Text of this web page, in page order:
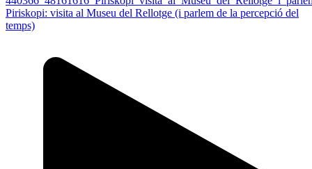
Piriskopi: visita al Museu del Rellotge (i parlem de la percepció del
temps)